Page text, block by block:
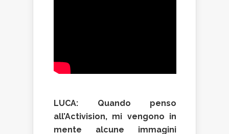
LUCA: Quando penso
all’Activision, mi vengono in
mente alcune immagini